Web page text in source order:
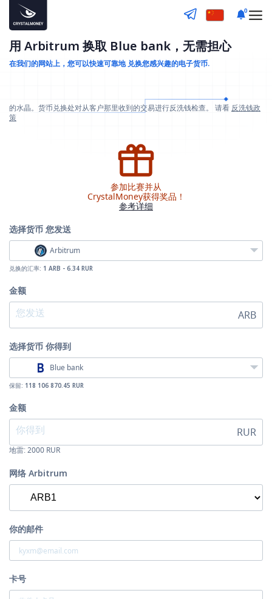
0
用 Arbitrum 换取 Blue bank，无需担心
在我们的网站上，您可以快速可靠地 兑换您感兴趣的电子货币.
的水晶。货币兑换处对从客户那里收到的交易进行反洗钱检查。 请看 反洗钱政
策
参加比赛并从
CrystalMoney获得奖品！
参考详细
选择货币 您发送
Arbitrum
兑换的汇率: 1 ARB - 6.34 RUR
金额
ARB
选择货币 你得到
Blue bank
保留: 118 106 870.45 RUR
金额
RUR
地雷:2000 RUR
网络 Arbitrum
你的邮件
卡号